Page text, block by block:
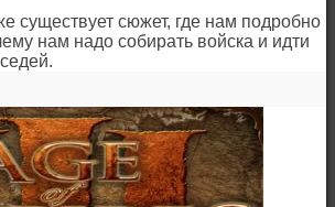
существует сюжет, где нам подробно
нам надо собирать войска и идти